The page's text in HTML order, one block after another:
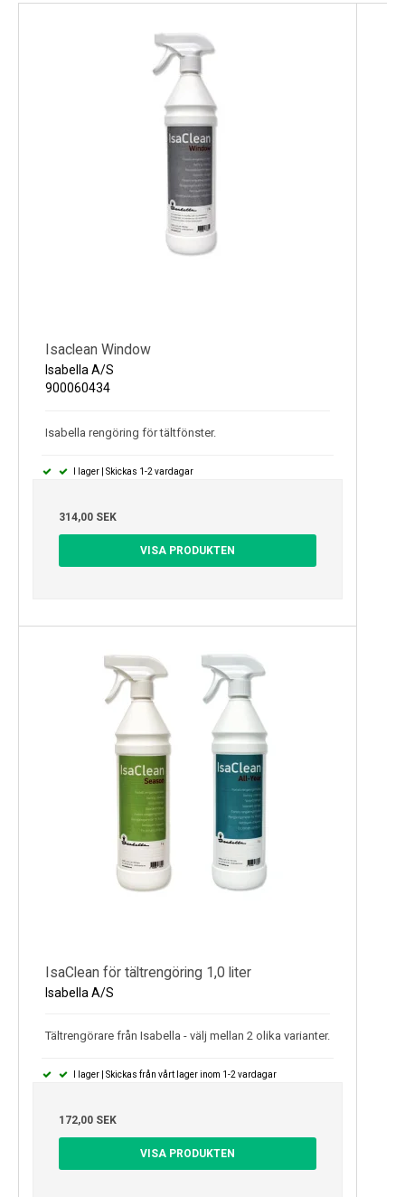
Brandfarlig vätska och ånga
Orsakar allvarlig ögonirritation.
Isaclean Window
Isabella A/S
900060434
Isabella rengöring för tältfönster.
I lager | Skickas 1-2 vardagar
314,00 SEK
VISA PRODUKTEN
IsaClean för tältrengöring 1,0 liter
Isabella A/S
Tältrengörare från Isabella - välj mellan 2 olika varianter.
I lager | Skickas från vårt lager inom 1-2 vardagar
172,00 SEK
VISA PRODUKTEN